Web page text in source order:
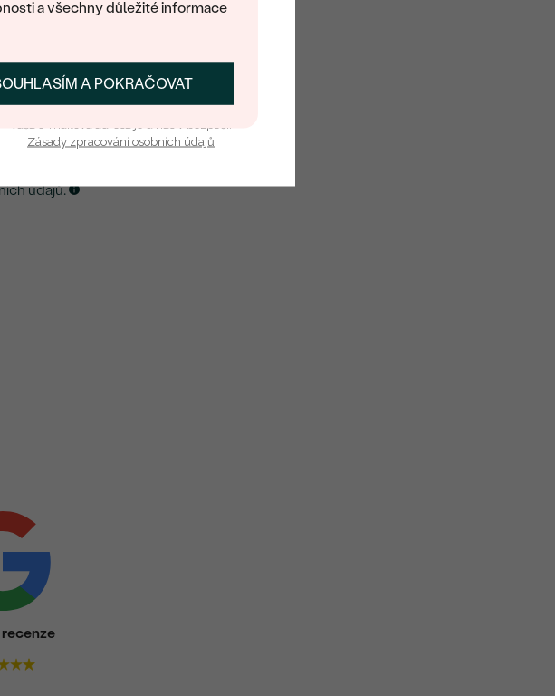
a všechny důležité informace
A POKRAČOVAT
TENTO
údajů.
PŘIHLÁSIT SE A ZÍSKAT SLEVU
Zásady zpracování osobních údajů